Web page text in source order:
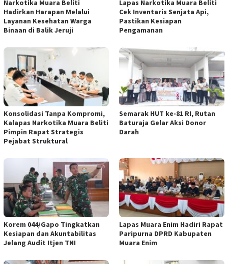
Narkotika Muara Beliti
Hadirkan Harapan Melalui
Layanan Kesehatan Warga
Binaan di Balik Jeruji
Lapas Narkotika Muara Beliti
Cek Inventaris Senjata Api,
Pastikan Kesiapan
Pengamanan
Konsolidasi Tanpa Kompromi,
Kalapas Narkotika Muara Beliti
Pimpin Rapat Strategis
Pejabat Struktural
Semarak HUT ke-81 RI, Rutan
Baturaja Gelar Aksi Donor
Darah
Korem 044/Gapo Tingkatkan
Kesiapan dan Akuntabilitas
Jelang Audit Itjen TNI
Lapas Muara Enim Hadiri Rapat
Paripurna DPRD Kabupaten
Muara Enim